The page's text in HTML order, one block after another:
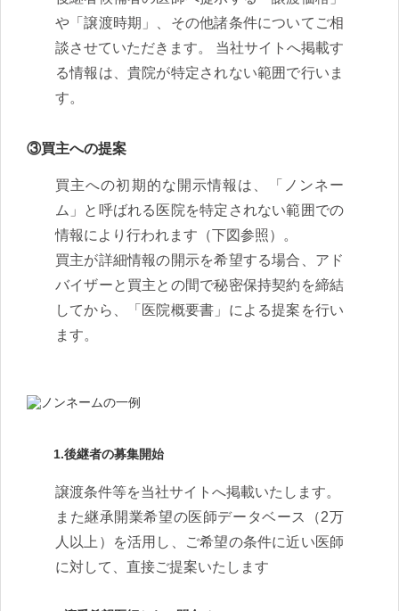
や「譲渡時期」、その他諸条件についてご相
談させていただきます。 当社サイトへ掲載す
る情報は、貴院が特定されない範囲で行いま
す。
③買主への提案
買主への初期的な開示情報は、「ノンネー
ム」と呼ばれる医院を特定されない範囲での
情報により行われます（下図参照）。
買主が詳細情報の開示を希望する場合、アド
バイザーと買主との間で秘密保持契約を締結
してから、「医院概要書」による提案を行い
ます。
1.後継者の募集開始
譲渡条件等を当社サイトへ掲載いたします。
また継承開業希望の医師データベース（2万
人以上）を活用し、ご希望の条件に近い医師
に対して、直接ご提案いたします